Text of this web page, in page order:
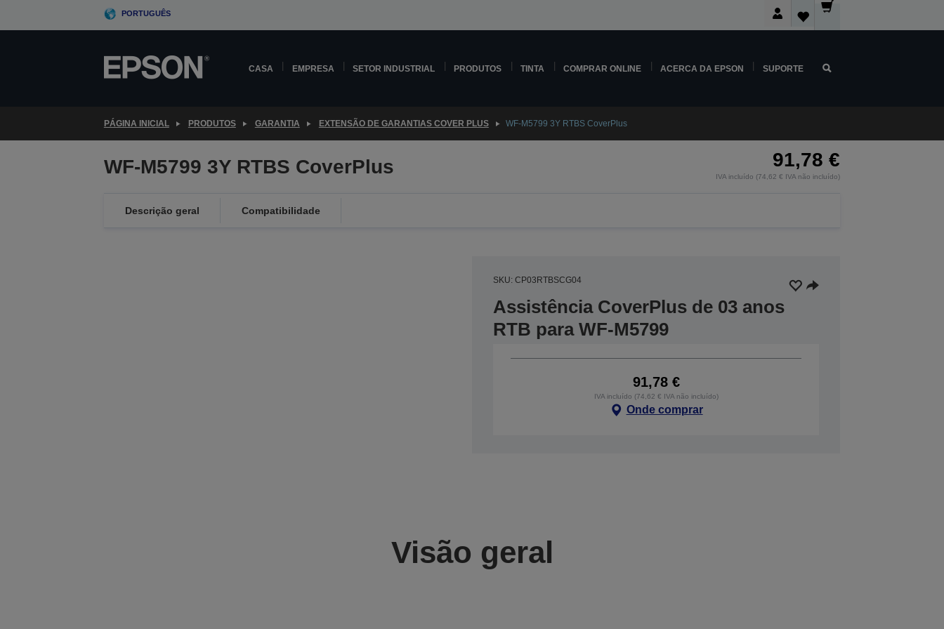
PORTUGUÊS
CASA EMPRESA SETOR INDUSTRIAL PRODUTOS TINTA COMPRAR ONLINE ACERCA DA EPSON SUPORTE
PÁGINA INICIAL PRODUTOS GARANTIA EXTENSÃO DE GARANTIAS COVER PLUS WF-M5799 3Y RTBS CoverPlus
WF-M5799 3Y RTBS CoverPlus 91,78 €
IVA incluído (74,62 € IVA não incluído)
Descrição geral Compatibilidade
SKU: CP03RTBSCG04
Assistência CoverPlus de 03 anos
RTB para WF-M5799
91,78 €
IVA incluído (74,62 € IVA não incluído)
Onde comprar
Visão geral